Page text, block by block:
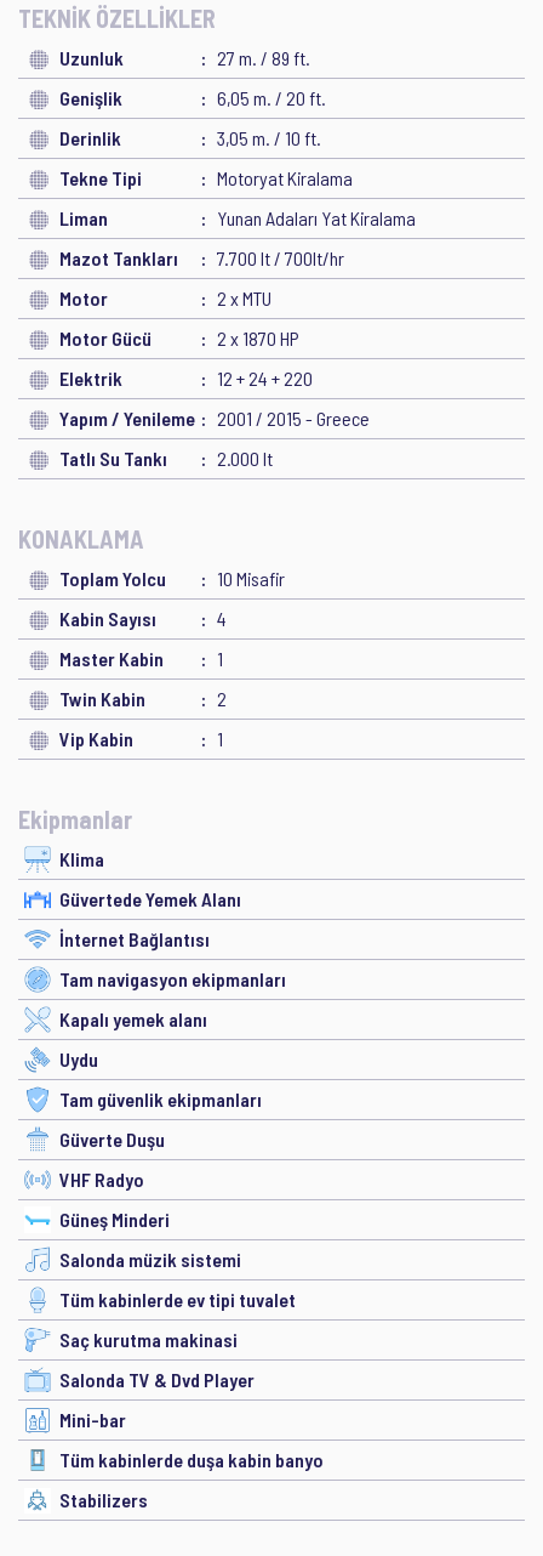
TEKNİK ÖZELLİKLER
Uzunluk
27 m. / 89 ft.
Genişlik
6,05 m. / 20 ft.
Derinlik
3,05 m. / 10 ft.
Tekne Tipi
Motoryat Kiralama
Liman
Yunan Adaları Yat Kiralama
Mazot Tankları
7.700 lt / 700lt/hr
Motor
2 x MTU
Motor Gücü
2 x 1870 HP
Elektrik
12 + 24 + 220
Yapım / Yenileme
2001 / 2015 - Greece
Tatlı Su Tankı
2.000 lt
KONAKLAMA
Toplam Yolcu
10 Misafir
Kabin Sayısı
4
Master Kabin
1
Twin Kabin
2
Vip Kabin
1
Ekipmanlar
Klima
Güvertede Yemek Alanı
İnternet Bağlantısı
Tam navigasyon ekipmanları
Kapalı yemek alanı
Uydu
Tam güvenlik ekipmanları
Güverte Duşu
VHF Radyo
Güneş Minderi
Salonda müzik sistemi
Tüm kabinlerde ev tipi tuvalet
Saç kurutma makinasi
Salonda TV & Dvd Player
Mini-bar
Tüm kabinlerde duşa kabin banyo
Stabilizers